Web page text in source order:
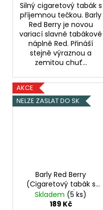
Silný cigaretový tabák s
příjemnou tečkou. Barly
Red Berry je novou
variací slavné tabákové
náplně Red. Přináší
stejně výraznou a
zemitou chuť...
AKCE
NELZE ZASLAT DO SK
Barly Red Berry
(Cigaretový tabák s
lesními plody) 10ml
15mg
Skladem (5 ks)
189 Kč